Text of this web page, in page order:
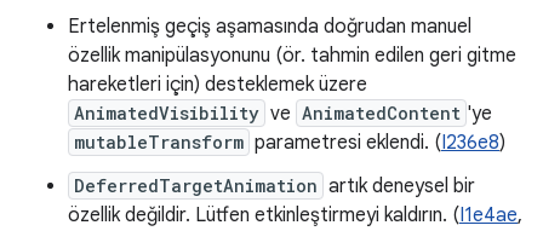
Ertelenmiş geçiş aşamasında doğrudan manuel
özellik manipülasyonunu (ör. tahmin edilen geri gitme
hareketleri için) desteklemek üzere
AnimatedVisibility ve AnimatedContent 'ye
mutableTransform parametresi eklendi. (I236e8)
DeferredTargetAnimation artık deneysel bir
özellik değildir. Lütfen etkinleştirmeyi kaldırın. (I1e4ae,